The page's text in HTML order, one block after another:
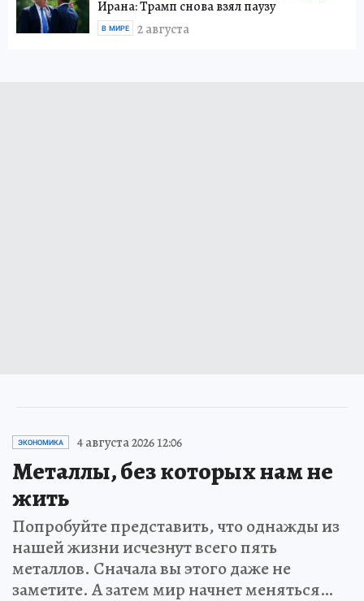
Ирана: Трамп снова взял паузу
2 августа
В МИРЕ
ЭКОНОМИКА 4 августа 2026 12:06
Металлы, без которых нам не
жить
Попробуйте представить, что однажды из
нашей жизни исчезнут всего пять
металлов. Сначала вы этого даже не
заметите. А затем мир начнет меняться…